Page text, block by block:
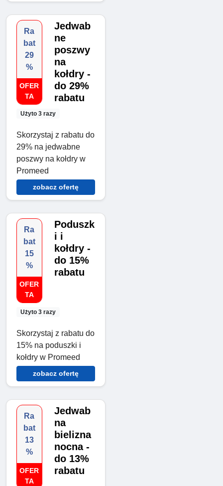
Ra
bat
29
%
OFER
TA
Użyto 3 razy
Jedwab
ne
poszwy
na
kołdry -
do 29%
rabatu
Skorzystaj z rabatu do
29% na jedwabne
poszwy na kołdry w
Promeed
zobacz ofertę
Ra
bat
15
%
OFER
TA
Użyto 3 razy
Poduszk
i i
kołdry -
do 15%
rabatu
Skorzystaj z rabatu do
15% na poduszki i
kołdry w Promeed
zobacz ofertę
Ra
bat
13
%
OFER
TA
Jedwab
na
bielizna
nocna -
do 13%
rabatu